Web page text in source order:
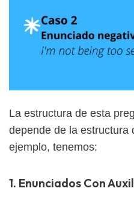
La estructura de esta
depende de la estructura
ejemplo, tenemos:
1. Enunciados Con